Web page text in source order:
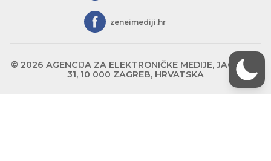
zeneimediji.hr
© 2026 AGENCIJA ZA ELEKTRONIČKE MEDIJE, JAGIĆEVA
31, 10 000 ZAGREB, HRVATSKA